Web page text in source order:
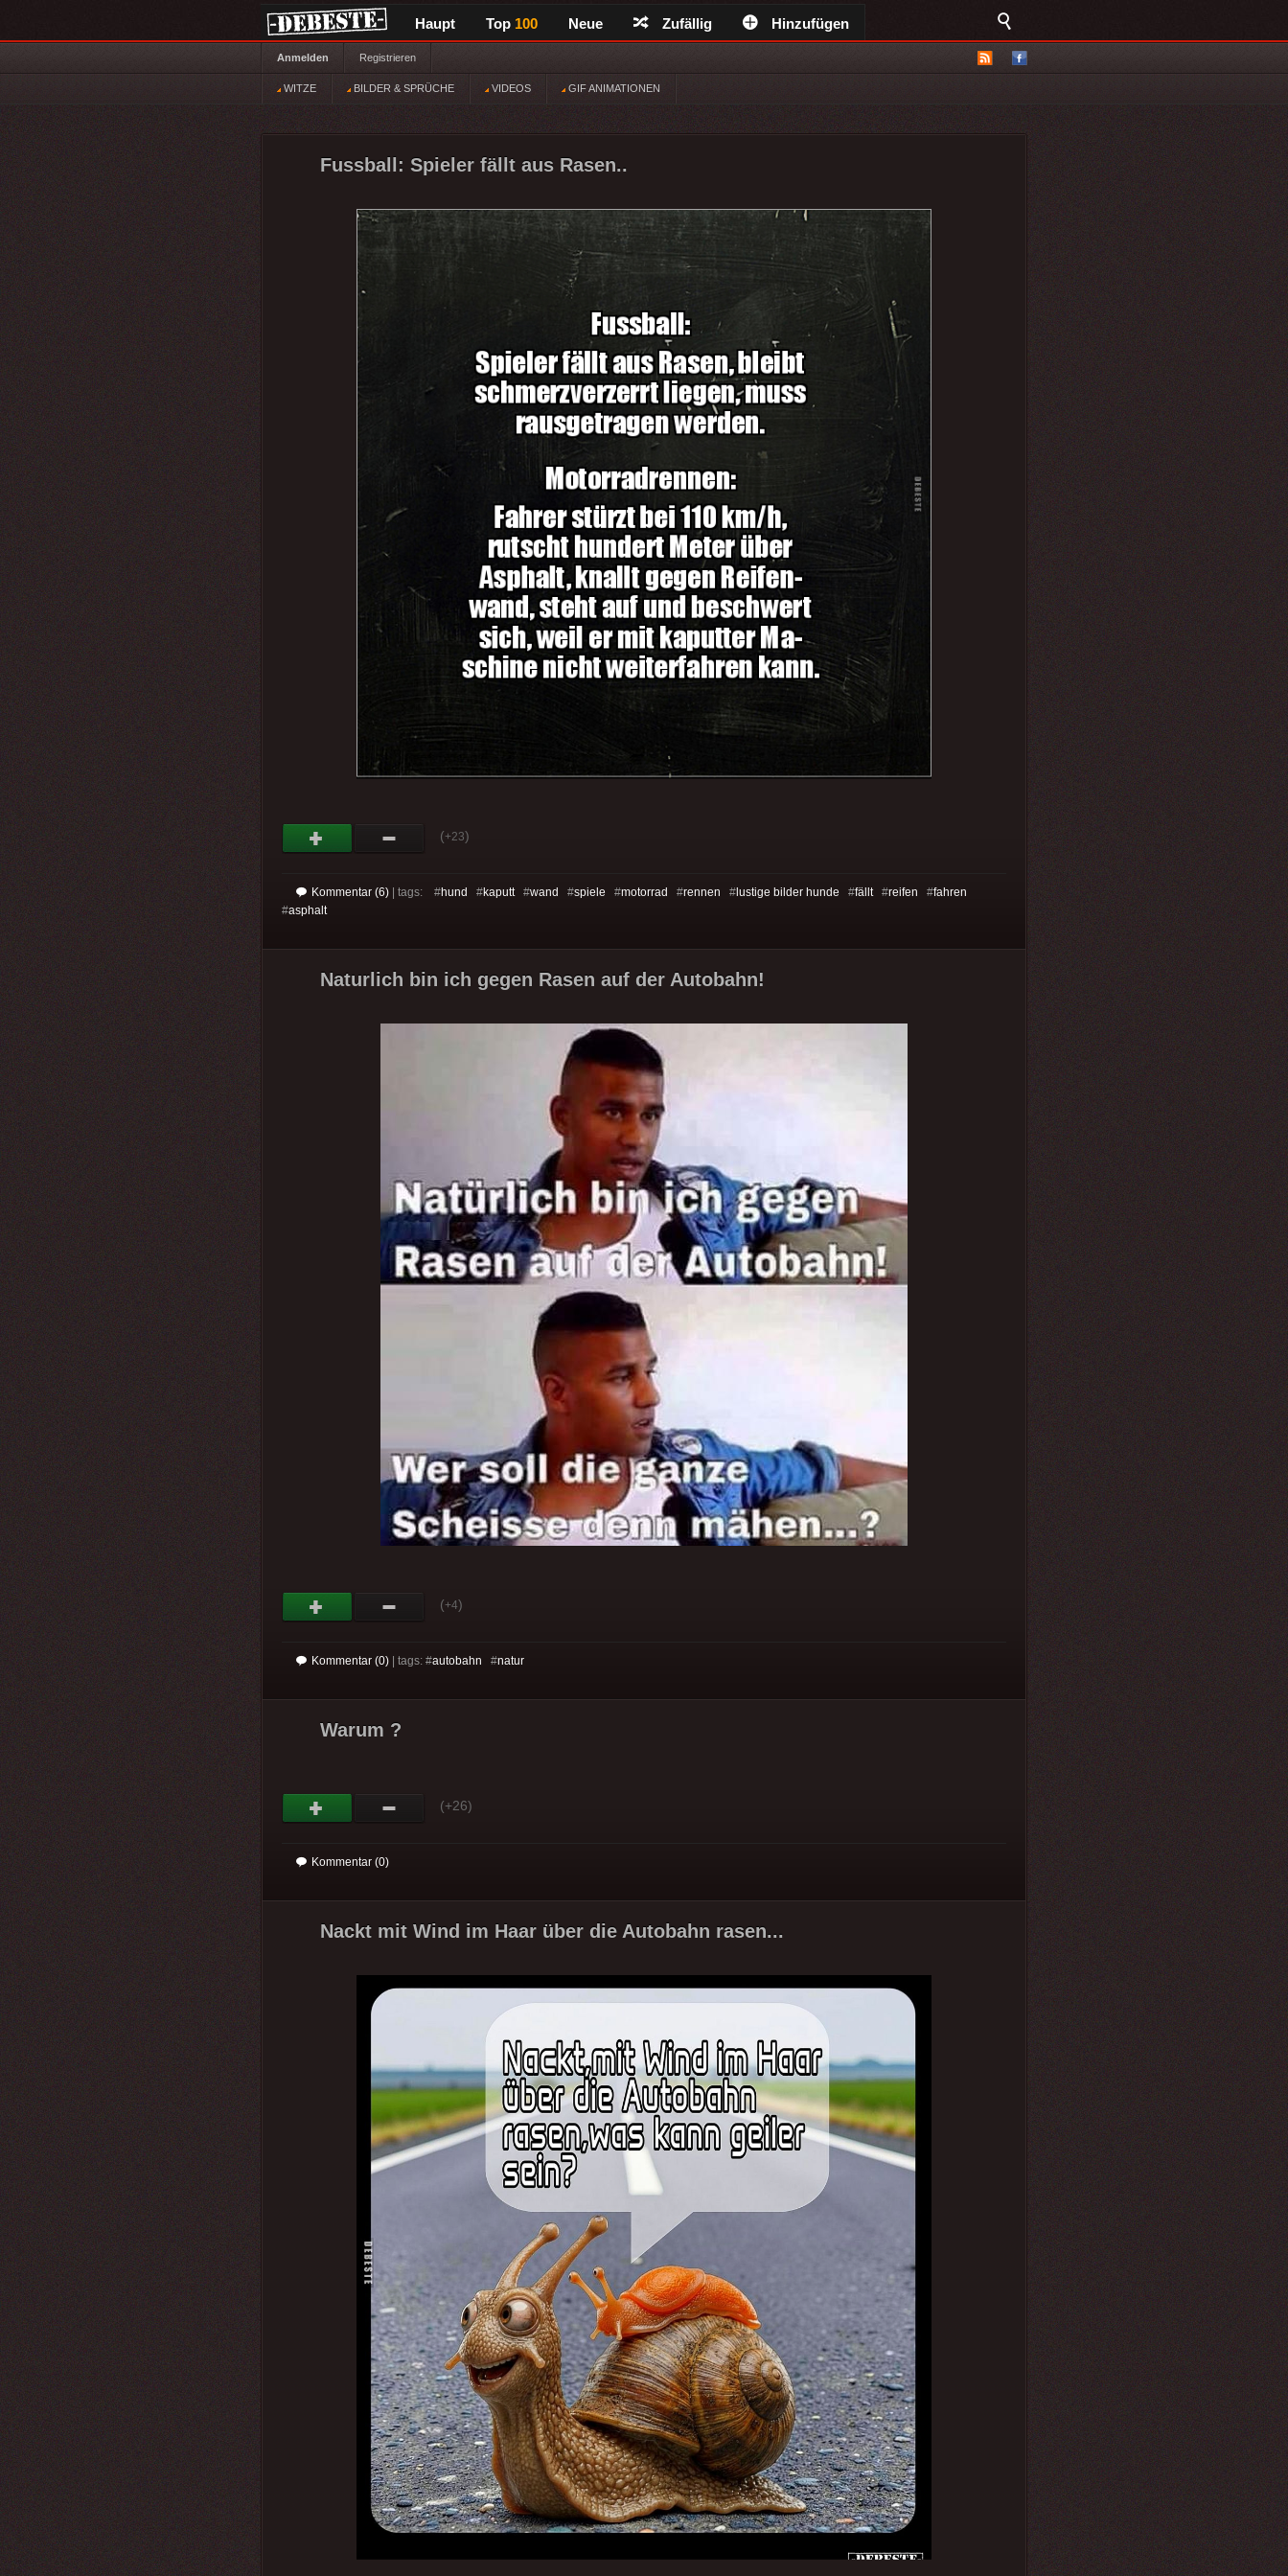
Haupt Top 100 Neue Zufällig Hinzufügen
Anmelden Registrieren
WITZE BILDER & SPRÜCHE VIDEOS GIF ANIMATIONEN
Fussball: Spieler fällt aus Rasen..
(+23)
Kommentar (6) | tags: #hund #kaputt#wand #spiele #motorrad #rennen # lustige bilder hunde #fällt#reifen #fahren
#asphalt
Naturlich bin ich gegen Rasen auf der Autobahn!
(+4)
Kommentar (0) | tags: #autobahn #natur
Warum ?
(+26)
Kommentar (0)
Nackt mit Wind im Haar über die Autobahn rasen...